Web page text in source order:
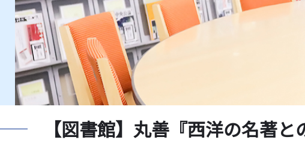
新聞一覧
指定書一覧
データベース一覧
授業・ゼミセミナー
【図書館】丸善『西洋の名著